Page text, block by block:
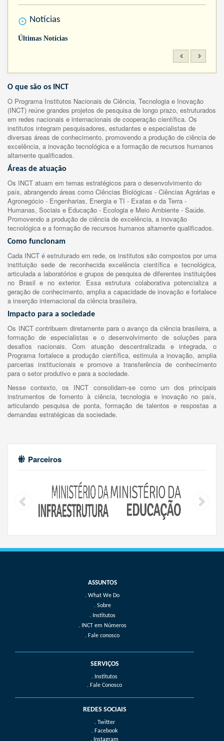
Notícias
Últimas Notícias
O que são os INCT
O Programa Institutos Nacionais de Ciência, Tecnologia e Inovação
(INCT) reúne grandes projetos de pesquisa de longo prazo, estruturados
em redes nacionais e internacionais de cooperação científica. Os
institutos integram pesquisadores, estudantes e especialistas de
diversas áreas de conhecimento, promovendo a produção de ciência de
excelência, a inovação tecnológica e a formação de recursos humanos
altamente qualificados.
Áreas de atuação
Os INCT atuam em temas estratégicos para o desenvolvimento do
país, abrangendo áreas como Ciências Biológicas - Ciências Agrárias e
Agronegócio - Engenharias, Energia e TI - Exatas e da Terra -
Humanas, Sociais e Educação - Ecologia e Meio Ambiente - Saúde.
Promovendo a produção de ciência de excelência, a inovação
tecnológica e a formação de recursos humanos altamente qualificados.
Como funcionam
Cada INCT é estruturado em rede, os institutos são compostos por uma
instituição sede de reconhecida excelência científica e tecnológica,
articulada a laboratórios e grupos de pesquisa de diferentes instituições
no Brasil e no exterior. Essa estrutura colaborativa potencializa a
geração de conhecimento, amplia a capacidade de inovação e fortalece
a inserção internacional da ciência brasileira.
Impacto para a sociedade
Os INCT contribuem diretamente para o avanço da ciência brasileira, a
formação de especialistas e o desenvolvimento de soluções para
desafios nacionais. Com atuação descentralizada e integrada, o
Programa fortalece a produção científica, estimula a inovação, amplia
parcerias institucionais e promove a transferência de conhecimento
para o setor produtivo e para a sociedade.
Nesse contexto, os INCT consolidam-se como um dos principais
instrumentos de fomento à ciência, tecnologia e inovação no país,
articulando pesquisa de ponta, formação de talentos e respostas a
demandas estratégicas da sociedade.
Parceiros
What We Do
Sobre
Institutos
INCT em Números
Fale conosco
SERVIÇOS
. Institutos
. Fale Conosco
REDES SOCIAIS
. Twitter
. Facebook
. Instagram